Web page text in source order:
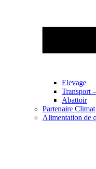
Elevage
Transport
Abattoir
Partenaire Climat
Alimentation de